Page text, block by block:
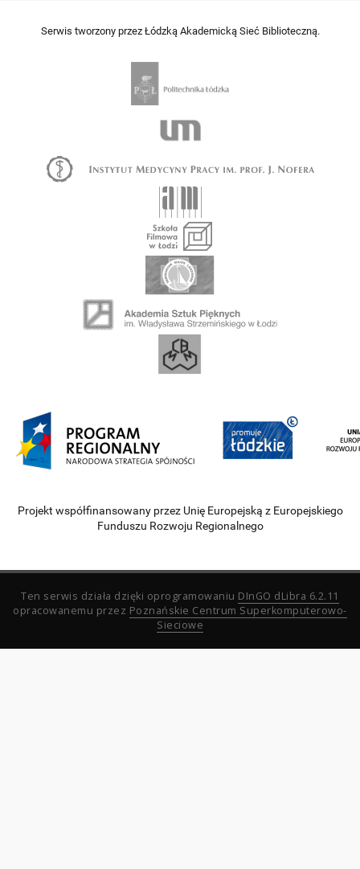
Serwis tworzony przez Łódzką Akademicką Sieć Biblioteczną.
Projekt współfinansowany przez Unię Europejską z Europejskiego
Funduszu Rozwoju Regionalnego
Ten serwis działa dzięki oprogramowaniu DInGO dLibra 6.2.11
opracowanemu przez Poznańskie Centrum Superkomputerowo-
Sieciowe